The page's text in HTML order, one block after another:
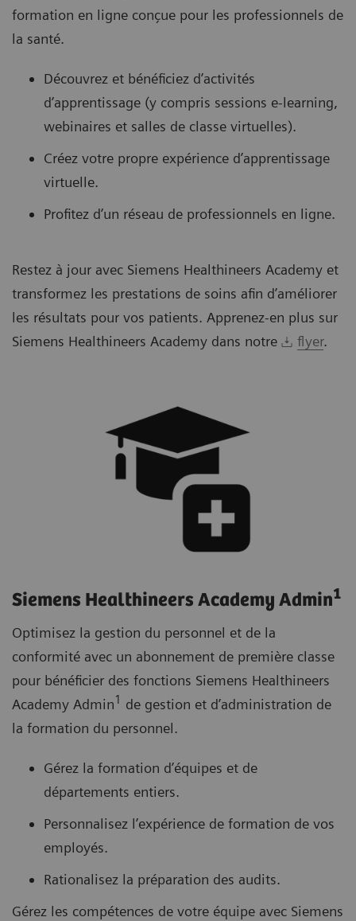
formation en ligne conçue pour les professionnels de
la santé.
Découvrez et bénéficiez d’activités
d’apprentissage (y compris sessions e-learning,
webinaires et salles de classe virtuelles).
Créez votre propre expérience d’apprentissage
virtuelle.
Profitez d’un réseau de professionnels en ligne.
Restez à jour avec Siemens Healthineers Academy et
transformez les prestations de soins afin d’améliorer
les résultats pour vos patients. Apprenez-en plus sur
Siemens Healthineers Academy dans notre
flyer.
Siemens Healthineers Academy Admin1
Optimisez la gestion du personnel et de la
conformité avec un abonnement de première classe
pour bénéficier des fonctions Siemens Healthineers
Academy Admin1 de gestion et d’administration de
la formation du personnel.
Gérez la formation d’équipes et de
départements entiers.
Personnalisez l’expérience de formation de vos
employés.
Rationalisez la préparation des audits.
Gérez les compétences de votre équipe avec Siemens